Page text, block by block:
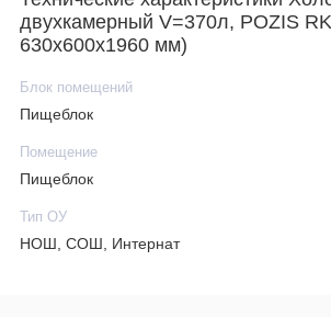
двухкамерный V=370л, POZIS
630х600х1960 мм)
Блок помещений
Пищеблок
Помещение
Пищеблок
Тип ОУ
НОШ, СОШ, Интернат